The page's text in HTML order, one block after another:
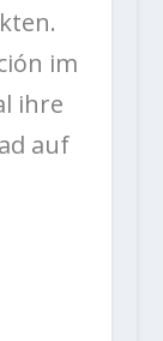
im
ihre
auf